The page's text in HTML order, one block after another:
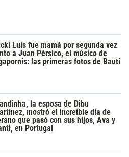
Luis fue mamá por segunda vez
a Juan Pérsico, el músico de
las primeras fotos de Bauti
la esposa de Dibu
mostró el increíble día de
que pasó con sus hijos, Ava y
en Portugal